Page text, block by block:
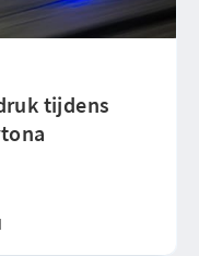
tijdens